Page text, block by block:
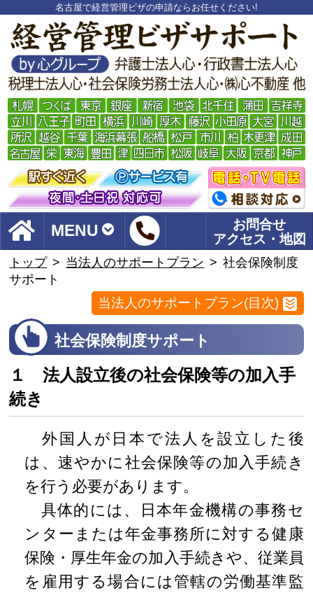
名古屋で経営管理ビザの申請ならお任せください!
MENU
お問合せ
アクセス・地図
トップ 当法人のサポートプラン
社会保険制度
サポート
当法人のサポートプラン(目次)
社会保険制度サポート
１ 法人設立後の社会保険等の加入手
続き
外国人が日本で法人を設立した後
は、速やかに社会保険等の加入手続き
を行う必要があります。
具体的には、日本年金機構の事務セ
ンターまたは年金事務所に対する健康
保険・厚生年金の加入手続きや、従業員
を雇用する場合には管轄の労働基準監